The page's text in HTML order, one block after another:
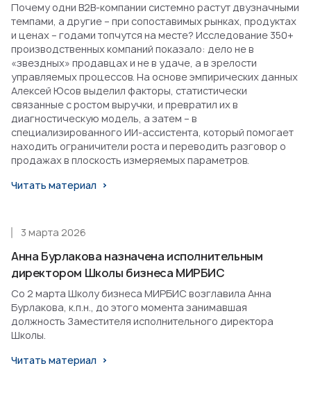
Почему одни B2B-компании системно растут двузначными
темпами, а другие – при сопоставимых рынках, продуктах
и ценах – годами топчутся на месте? Исследование 350+
производственных компаний показало: дело не в
«звездных» продавцах и не в удаче, а в зрелости
управляемых процессов. На основе эмпирических данных
Алексей Юсов выделил факторы, статистически
связанные с ростом выручки, и превратил их в
диагностическую модель, а затем – в
специализированного ИИ-ассистента, который помогает
находить ограничители роста и переводить разговор о
продажах в плоскость измеряемых параметров.
Читать материал
Анна Бурлакова назначена исполнительным
директором Школы бизнеса МИРБИС
3 марта 2026
Со 2 марта Школу бизнеса МИРБИС возглавила Анна
Бурлакова, к.п.н., до этого момента занимавшая
должность Заместителя исполнительного директора
Школы.
Читать материал